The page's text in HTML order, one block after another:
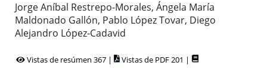
Jorge Aníbal Restrepo-Morales, Ángela María
Maldonado Gallón, Pablo López Tovar, Diego
Alejandro López-Cadavid
Vistas de resúmen 367 | Vistas de PDF 201 |